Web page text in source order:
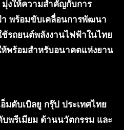
มุ่งให้ความสำคัญกับการ
พร้อมขับเคลื่อนการพัฒนา
ช้รถยนต์พลังงานไฟฟ้าในไทย
พร้อมสำหรับอนาคตแห่งยาน
มดับเบิลยู กรุ๊ป ประเทศไทย
พรีเมียม ด้านนวัตกรรม และ